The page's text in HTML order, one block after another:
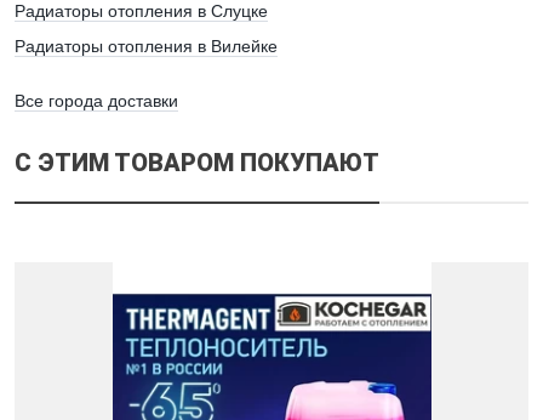
Радиаторы отопления в Слуцке
Радиаторы отопления в Вилейке
Все города доставки
С ЭТИМ ТОВАРОМ ПОКУПАЮТ